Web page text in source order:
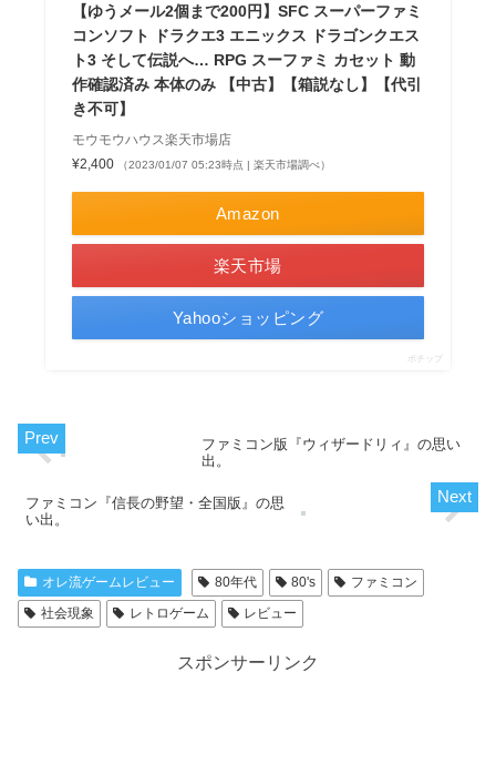
【ゆうメール2個まで200円】SFC スーパーファミ
コンソフト ドラクエ3 エニックス ドラゴンクエス
ト3 そして伝説へ… RPG スーファミ カセット 動
作確認済み 本体のみ 【中古】【箱説なし】【代引
き不可】
モウモウハウス楽天市場店
¥2,400
（2023/01/07 05:23時点 | 楽天市場調べ）
Amazon
楽天市場
Yahooショッピング
ポチップ
ファミコン版『ウィザードリィ』の思い
出。
ファミコン『信長の野望・全国版』の思
い出。
オレ流ゲームレビュー 80年代 80's
ファミコン
社会現象
レトロゲーム レビュー
スポンサーリンク